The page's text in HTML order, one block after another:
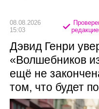
08.08.2026
15:03
Дэвид Генри
«Волшебников
ещё не
том, что будет